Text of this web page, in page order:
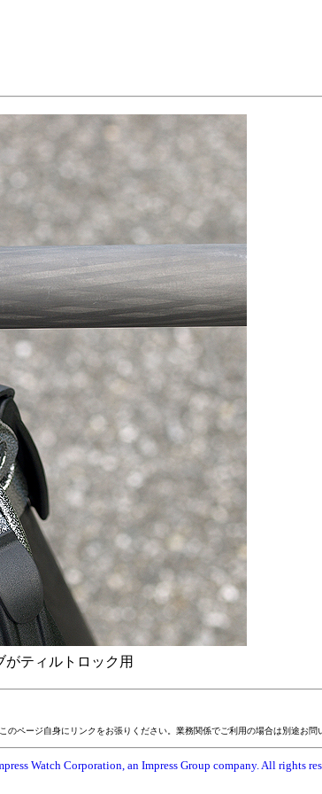
ティルトロック用
ページ自身にリンクをお張りください。業務関係でご利用の場合は別途お問
Watch Corporation, an Impress Group company. All rights